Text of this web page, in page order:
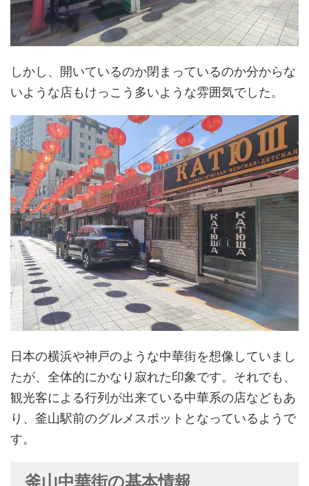
しかし、開いているのか閉まっているのか分からな
いような店もけっこう多いような雰囲気でした。
日本の横浜や神戸のような中華街を想像していまし
たが、全体的にかなり寂れた印象です。それでも、
観光客による行列が出来ている中華系の店などもあ
り、釜山駅前のグルメスポットとなっているようで
す。
釜山中華街の基本情報